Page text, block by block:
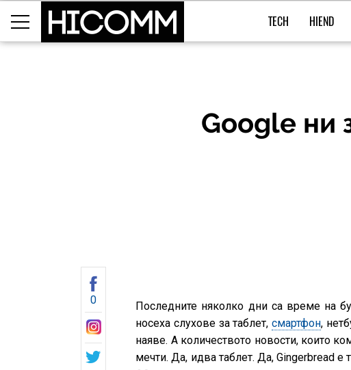
TECH HIEND
Google ни
0
Последните няколко дни са време на
носеха слухове за таблет,смартфон,
наяве. А количеството новости, които
мечти. Да, идва таблет. Да, Gingerbread е